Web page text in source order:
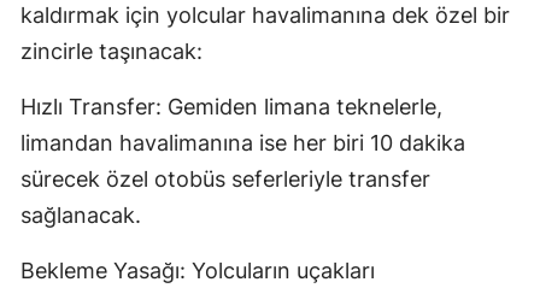
kaldırmak için yolcular havalimanına dek özel bir
zincirle taşınacak:
Hızlı Transfer: Gemiden limana teknelerle,
limandan havalimanına ise her biri 10 dakika
sürecek özel otobüs seferleriyle transfer
sağlanacak.
Bekleme Yasağı: Yolcuların uçakları